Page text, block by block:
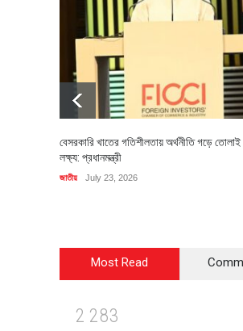
বেসরকারি খাতের গতিশীলতায় অর্থনীতি গড়ে
লক্ষ্য: প্রধানমন্ত্রী
জাতীয় July 23, 2026
Most Read
2 283